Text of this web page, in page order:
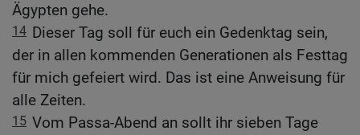
Ägypten gehe.
14 Dieser Tag soll für euch ein Gedenktag sein,
der in allen kommenden Generationen als Festtag
für mich gefeiert wird. Das ist eine Anweisung für
alle Zeiten.
15 Vom Passa-Abend an sollt ihr sieben Tage